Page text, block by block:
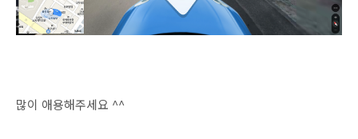
많이 애용해주세요 ^^